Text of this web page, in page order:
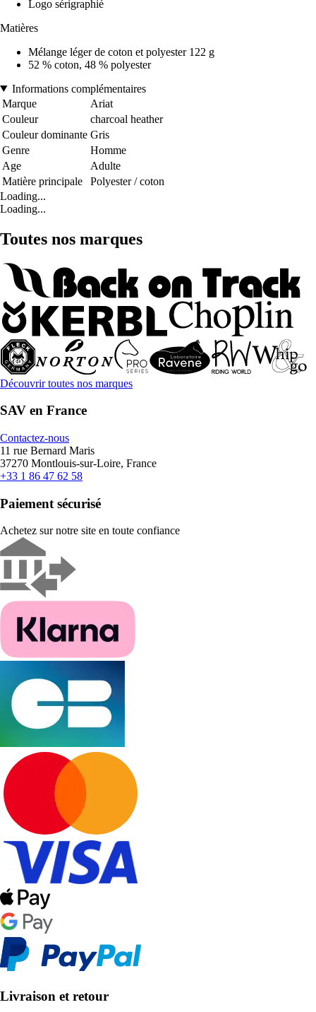
Logo sérigraphié
Matières
Mélange léger de coton et polyester 122 g
52 % coton, 48 % polyester
Informations complémentaires
Marque
Ariat
Couleur
charcoal heather
Couleur dominante Gris
Genre
Homme
Age
Adulte
Matière principale
Polyester / coton
Loading...
Loading...
Toutes nos marques
Découvrir toutes nos marques
SAV en France
Contactez-nous
11 rue Bernard Maris
37270 Montlouis-sur-Loire, France
+33 1 86 47 62 58
Paiement sécurisé
Achetez sur notre site en toute confiance
Livraison et retour